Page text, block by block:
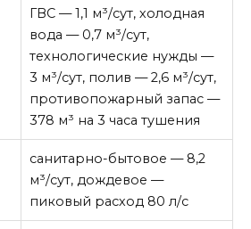
ГВС — 1,1 м³/сут, холодная
вода — 0,7 м³/сут,
технологические нужды —
3 м³/сут, полив — 2,6 м³/сут,
противопожарный запас —
378 м³ на 3 часа тушения
санитарно-бытовое — 8,2
м³/сут, дождевое —
пиковый расход 80 л/с